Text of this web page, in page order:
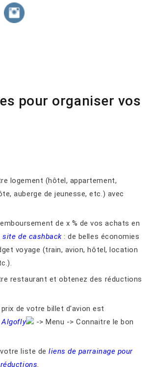
pour organiser vos
logement (hôtel, appartement,
auberge de jeunesse, etc.) avec
de x % de vos achats en
site de cashback : de belles économies
voyage (train, avion, hôtel, location
restaurant et obtenez des réductions
de votre billet d'avion est
Algofly
-> Menu -> Connaitre le bon
votre liste deliens de parrainage pour
.